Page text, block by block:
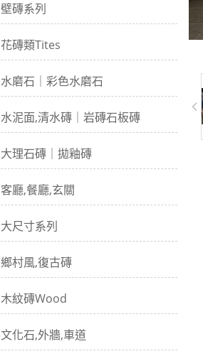
壁磚系列
花磚類Tites
水磨石｜彩色水磨石
水泥面,清水磚｜岩磚石板磚
大理石磚｜拋釉磚
客廳,餐廳,玄關
大尺寸系列
鄉村風,復古磚
木紋磚Wood
文化石,外牆,車道